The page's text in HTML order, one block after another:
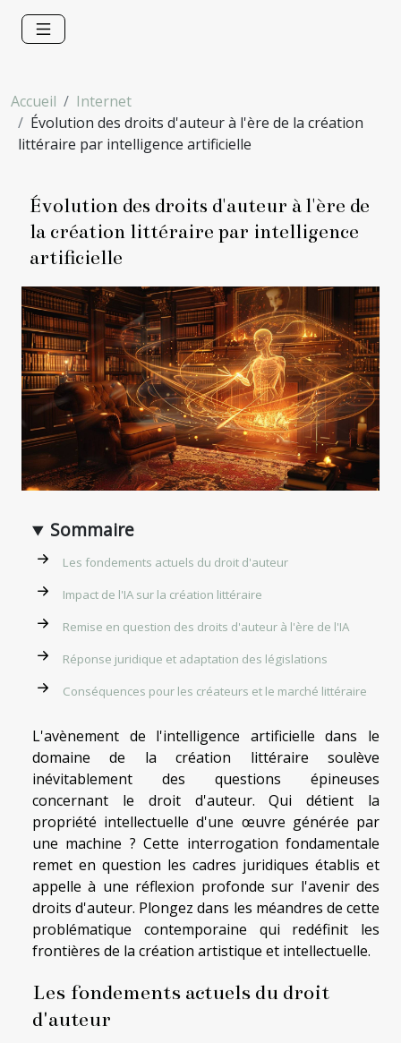
Accueil
Internet
Évolution des droits d'auteur à l'ère de la création
littéraire par intelligence artificielle
Évolution des droits d'auteur à l'ère de
la création littéraire par intelligence
artificielle
Sommaire
Les fondements actuels du droit d'auteur
Impact de l'IA sur la création littéraire
Remise en question des droits d'auteur à l'ère de l'IA
Réponse juridique et adaptation des législations
Conséquences pour les créateurs et le marché littéraire
L'avènement de l'intelligence artificielle dans le
domaine de la création littéraire soulève
inévitablement des questions épineuses
concernant le droit d'auteur. Qui détient la
propriété intellectuelle d'une œuvre générée par
une machine ? Cette interrogation fondamentale
remet en question les cadres juridiques établis et
appelle à une réflexion profonde sur l'avenir des
droits d'auteur. Plongez dans les méandres de cette
problématique contemporaine qui redéfinit les
frontières de la création artistique et intellectuelle.
Les fondements actuels du droit
d'auteur